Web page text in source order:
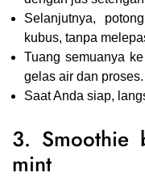
Selanjutnya,
kubus, tanpa
Tuang semuanya ke
gelas air dan proses.
Saat Anda siap,
3. Smoothie
mint